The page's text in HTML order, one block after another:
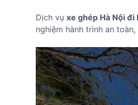
Dịch vụ xe ghép Hà Nội đi
nghiệm hành trình an